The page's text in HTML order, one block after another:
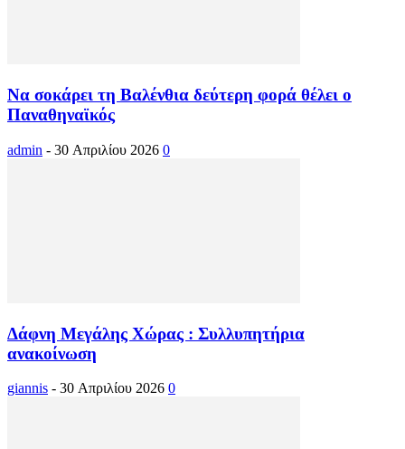
Να σοκάρει τη Βαλένθια δεύτερη φορά θέλει ο
Παναθηναϊκός
admin - 30 Απριλίου 2026 0
Δάφνη Μεγάλης Χώρας : Συλλυπητήρια
ανακοίνωση
giannis - 30 Απριλίου 2026 0